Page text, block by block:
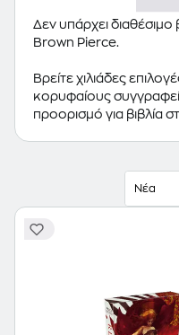
Δεν υπάρχει
Brown Pierce.
Βρείτε χιλιάδες
κορυφαίους
προορισμό για βιβλία
Ξενόγλωσσα
Νέα